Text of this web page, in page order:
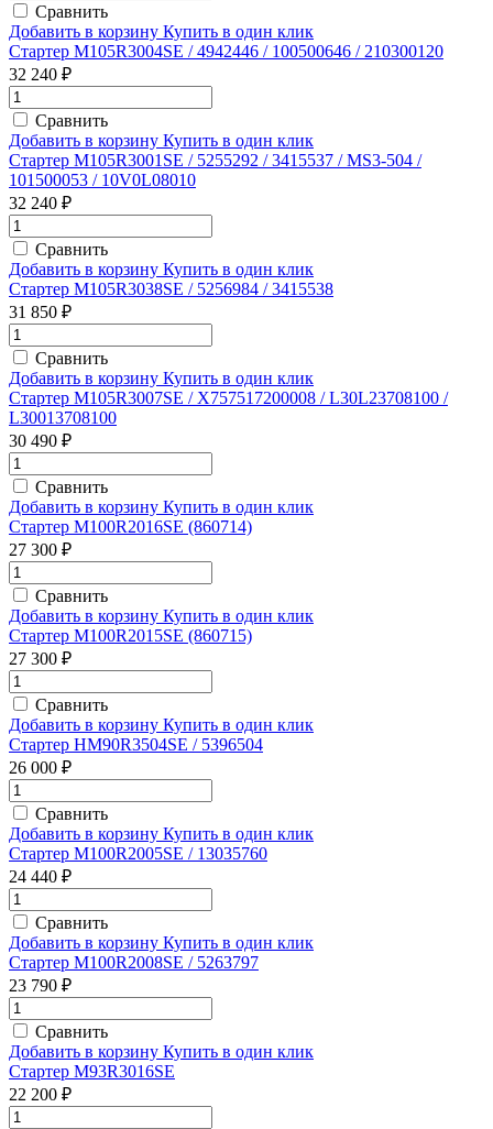
Сравнить
Добавить в корзину Купить в один клик
Стартер M105R3004SE / 4942446 / 100500646 / 210300120
32 240 ₽
Сравнить
Добавить в корзину Купить в один клик
Стартер M105R3001SE / 5255292 / 3415537 / MS3-504 /
101500053 / 10V0L08010
32 240 ₽
Сравнить
Добавить в корзину Купить в один клик
Стартер M105R3038SE / 5256984 / 3415538
31 850 ₽
Сравнить
Добавить в корзину Купить в один клик
Стартер M105R3007SE / X757517200008 / L30L23708100 /
L30013708100
30 490 ₽
Сравнить
Добавить в корзину Купить в один клик
Стартер M100R2016SE (860714)
27 300 ₽
Сравнить
Добавить в корзину Купить в один клик
Стартер M100R2015SE (860715)
27 300 ₽
Сравнить
Добавить в корзину Купить в один клик
Стартер HM90R3504SE / 5396504
26 000 ₽
Сравнить
Добавить в корзину Купить в один клик
Стартер M100R2005SE / 13035760
24 440 ₽
Сравнить
Добавить в корзину Купить в один клик
Стартер M100R2008SE / 5263797
23 790 ₽
Сравнить
Добавить в корзину Купить в один клик
Стартер M93R3016SE
22 200 ₽